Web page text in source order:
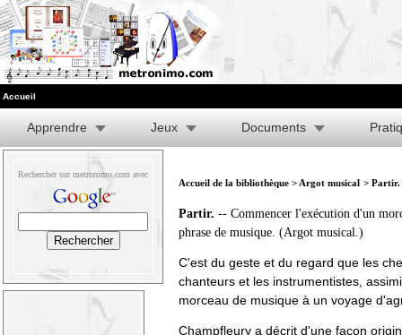
Accueil
Apprendre Jeux Documents
Rechercher sur metronimo.com avec
Accueil de la bibliothèque > Argot musical > Partir.
Partir. -- Commencer l'exécution d'un
phrase de musique. (Argot musical.)
C'est du geste et du regard que les
chanteurs et les instrumentistes,
morceau de musique à un voyage
Champfleury a décrit d'une façon